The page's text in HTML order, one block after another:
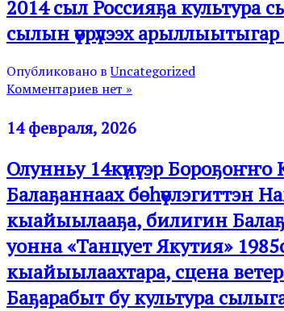
2014 сыл Россияҕа культура
сылын үөрүлээх
Опубликовано вUncategorized
Комментариев нет »
14 февраля, 2026
Олунньу 14күнүгэр
Балаҕаннаах бөһүөлэгиттэн
кыайыылааҕа, билигин
уонна «Танцует Якутия» 1985с.
кыайыылаахтара, сцена
Баҕарабыт бу культура